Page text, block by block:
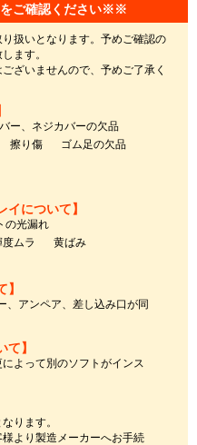
ご確認ください※※
扱いとなります。予めご確認の
ます。
ざいませんので、予めご了承く
ー、ネジカバーの欠品
擦り傷
ゴム足の欠品
イについて】
の光漏れ
ムラ
黄ばみ
、アンペア、差し込み口が同
て】
よって別のソフトがインス
ります。
より製造メーカーへお手続